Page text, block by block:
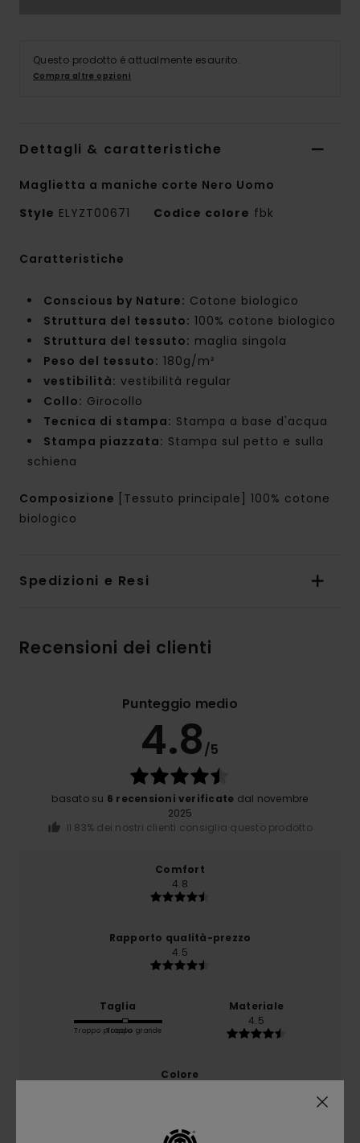
Questo prodotto è attualmente esaurito.
Compra altre opzioni
Dettagli & caratteristiche
Maglietta a maniche corte Nero Uomo
Style ELYZT00671 Codice colore fbk
Caratteristiche
Conscious by Nature: Cotone biologico
Struttura del tessuto: 100% cotone biologico
Struttura del tessuto: maglia singola
Peso del tessuto: 180g/m²
vestibilità: vestibilità regular
Collo: Girocollo
Tecnica di stampa: Stampa a base d'acqua
Stampa piazzata: Stampa sul petto e sulla
schiena
Composizione
[Tessuto principale] 100% cotone
biologico
Spedizioni e Resi
Recensioni dei clienti
Punteggio medio
4.8/5
basato su 6 recensioni verificate dal novembre
2025
Il 83% dei nostri clienti consiglia questo prodotto
Comfort
4.8
Rapporto qualità-prezzo
4.5
Taglia
Troppo piccoloTroppo grande
Materiale
4.5
Colore